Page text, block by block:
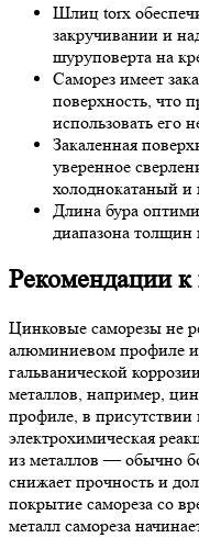
Шлиц torx
закручивании и
шуруповерта на
Саморез имеет
поверхность, что
использовать его
Закаленная
уверенное
холоднокатаный и
Длина бура
диапазона толщин
Рекомендации
Цинковые саморезы не
алюминиевом профиле
гальванической
металлов, например,
профиле, в присутствии
электрохимическая
из металлов — обычно
снижает прочность и
покрытие самореза со
металл самореза